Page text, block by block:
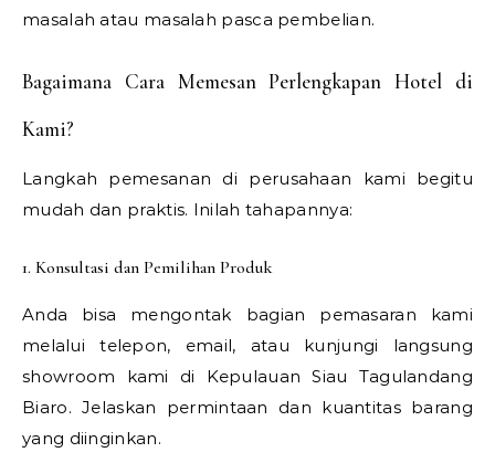
masalah atau masalah pasca pembelian.
Bagaimana Cara Memesan Perlengkapan Hotel di
Kami?
Langkah pemesanan di perusahaan kami begitu
mudah dan praktis. Inilah tahapannya:
1. Konsultasi dan Pemilihan Produk
Anda bisa mengontak bagian pemasaran kami
melalui telepon, email, atau kunjungi langsung
showroom kami di Kepulauan Siau Tagulandang
Biaro. Jelaskan permintaan dan kuantitas barang
yang diinginkan.